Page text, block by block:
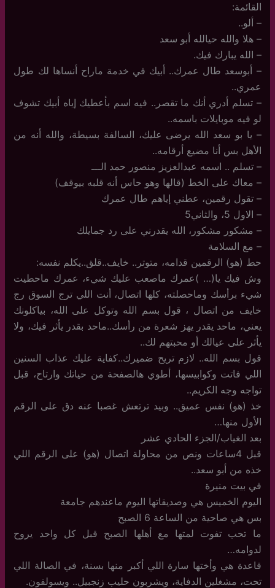
القائمة:
– ألو..
– هلا والله حيالله أبو سعد
– الله يبارك فيك.
– أبوسعد طال عمرك.. أبيك في خدمة ماراح أنساها لك طول
عمري..
– تسلم أدري أنك ما تقصر.. فيه اسم بأعطيك إياه أبيك تشوف
لو فيه موبايلات باسمه..
– يا بو سعد الله يرضى عليك، السالفة بسيطة، والله أنه من
الأهل بس أنا مضيع أرقامه..
– تسلم .. اسمه عبدالعزيز منصور حمد الـــ
– معاك على الخط (قالها وهو حاس أنه قلبه بيوقف)
– تقول رقمين، عطني إياهم طال عمرك
– الاول 5، والثاني5
– مشكور مشكور، الله يقدرني على رد جمايلك
– مع السلامة
حط (هو) الرقمين قدامه، متوتر.. خايف..قلق..يكلم نفسه:
وش فيك يا(… )عمرك ماصعب عليك شيء، عمرك ماحطيت
شيء برأسك وماحصلته، كلها اتصال، أنت اللي ترج السوق رج
خايف من اتصال ، قول بسم الله وتوكل على الله، بياكلونك
يعني، ماحد يقدر يهز شعرة من رأسك..ماحد بقدر يأثر فيك، ولا
يأثر على عيالك أو محبتهم لك..
قول بسم الله.. لازم تريح ضميرك..كفاية عليك عذاب السنين
اللي فاتت وكوابيسها، أطوي هالصفحة من حياتك وارتاح، قبل
تواجه وجه الكريم..
خذ (هو) نفس عميق.. وبيد ترتعش غصبا عنه دق على الرقم
الأول منها…
بعد الغياب/الجزء الحادي عشر
قبل 4ساعات ونص من محاولة اتصال (هو) على الرقم اللي
خذه من أبو سعد..
في بيت منيرة
اليوم الخميس هي وصديقاتها اليوم ماعندهم جامعة
بس هي صاحية من الساعة 6 الصبح
ما تحب تفوت لمتها مع أهلها الصبح قبل كل واحد يروح
لدوامه…
قاعدة هي وأختها سارة اللي أكبر منها بسنة، في الصالة اللي
تحت، مشغلين الدفاية، ويشربون حليب زنجبيل.. ويسولفون.